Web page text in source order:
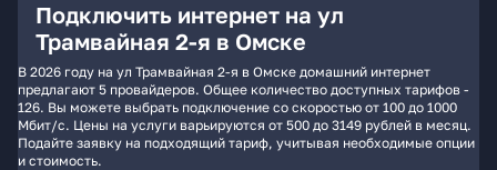
Подключить интернет на ул
Трамвайная 2-я в Омске
В 2026 году на ул Трамвайная 2-я в Омске домашний интернет
предлагают 5 провайдеров. Общее количество доступных тарифов -
126. Вы можете выбрать подключение со скоростью от 100 до 1000
Мбит/с. Цены на услуги варьируются от 500 до 3149 рублей в месяц.
Подайте заявку на подходящий тариф, учитывая необходимые опции
и стоимость.